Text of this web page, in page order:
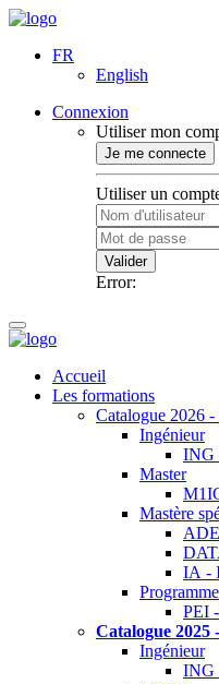
FR
English
Connexion
Utiliser mon
Je me connecte
Utiliser un
Valider
Error:
Accueil
Les formations
Catalogue 2026 -
Ingénieur
ING
Master
Mastère
IA -
PEI
Catalogue 2025
Ingénieur
ING